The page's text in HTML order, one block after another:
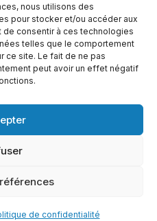
nous utilisons des
pour stocker et/ou accéder aux
consentir à ces technologies
telles que le comportement
ce site. Le fait de ne pas
peut avoir un effet négatif
de confidentialité
reserved
Politiques de confidentialité